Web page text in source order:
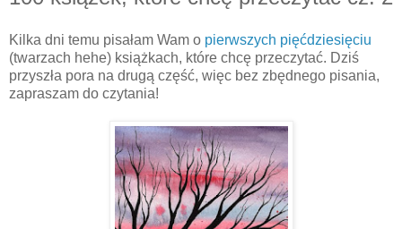
Kilka dni temu pisałam Wam o pierwszych pięćdziesięciu
(twarzach hehe) książkach, które chcę przeczytać. Dziś
przyszła pora na drugą część, więc bez zbędnego pisania,
zapraszam do czytania!